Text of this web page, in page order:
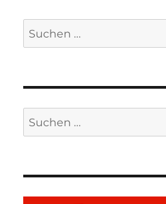
Suchen
nach:
Suchen
nach: